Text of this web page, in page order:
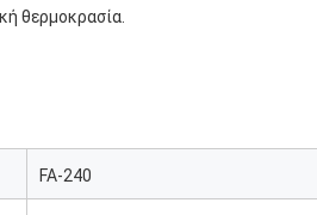
θερμοκρασία.
FA-240